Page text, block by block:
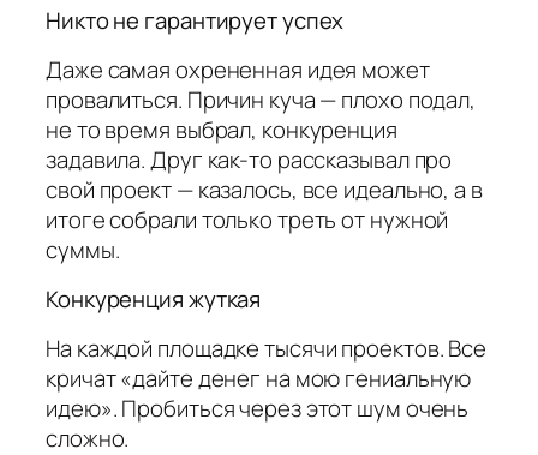
Никто не гарантирует успех
Даже самая охрененная идея может
провалиться. Причин куча — плохо подал,
не то время выбрал, конкуренция
задавила. Друг как-то рассказывал про
свой проект — казалось, все идеально, а в
итоге собрали только треть от нужной
суммы.
Конкуренция жуткая
На каждой площадке тысячи проектов. Все
кричат «дайте денег на мою гениальную
идею». Пробиться через этот шум очень
сложно.